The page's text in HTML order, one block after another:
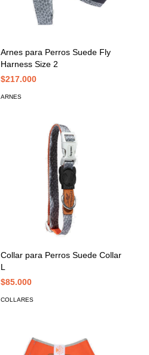
Arnes para Perros Suede Fly
Harness Size 2
$217.000
ARNES
Collar para Perros Suede Collar
L
$85.000
COLLARES